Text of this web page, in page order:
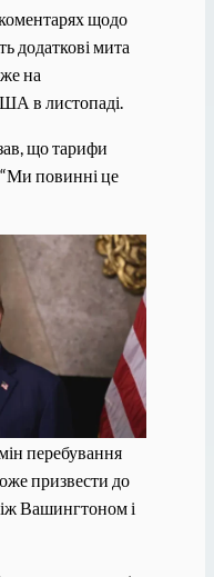
щодо
додаткові мита
на
в листопаді.
що тарифи
повинні це
перебування
призвести до
Вашингтоном і